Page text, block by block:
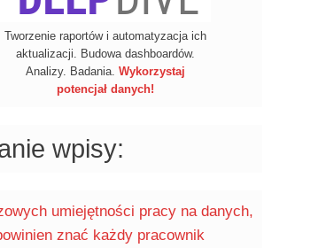
Tworzenie raportów i automatyzacja ich
aktualizacji. Budowa dashboardów.
Analizy. Badania. Wykorzystaj
potencjał danych!
wpisy:
umiejętności pracy na danych,
znać każdy pracownik